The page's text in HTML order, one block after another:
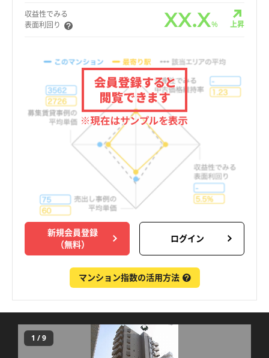
収益性でみる
表面利回り
XX.X% 上昇
新規会員登録
（無料）
ログイン
マンション指数の活用方法
1 /9